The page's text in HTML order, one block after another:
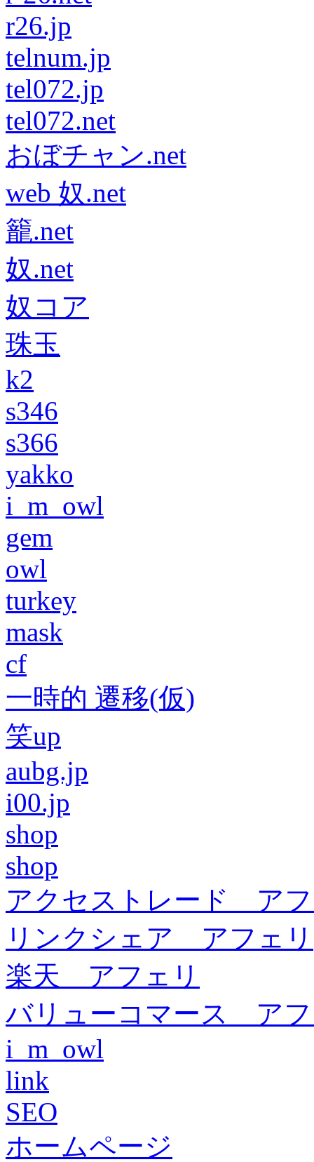
r26.jp
telnum.jp
tel072.jp
tel072.net
おぼチャン.net
web 奴.net
籠.net
奴.net
奴コア
珠玉
k2
s346
s366
yakko
i_m_owl
gem
owl
turkey
mask
cf
一時的 遷移(仮)
笑up
aubg.jp
i00.jp
shop
shop
アクセストレード ア
リンクシェア アフェリ
楽天 アフェリ
バリューコマース ア
i_m_owl
link
SEO
ホームページ